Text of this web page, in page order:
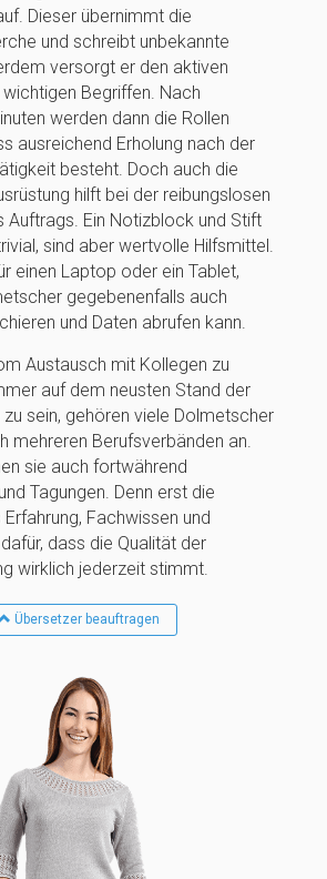
Dieser übernimmt die
und schreibt unbekannte
versorgt er den aktiven
Begriffen. Nach
werden dann die Rollen
ausreichend Erholung nach der
besteht. Doch auch die
hilft bei der reibungslosen
Auftrags. Ein Notizblock und Stift
sind aber wertvolle Hilfsmittel.
einen Laptop oder ein Tablet,
gegebenenfalls auch
und Daten abrufen kann.
Austausch mit Kollegen zu
auf dem neusten Stand der
sein, gehören viele Dolmetscher
mehreren Berufsverbänden an.
sie auch fortwährend
Tagungen. Denn erst die
Fachwissen und
dass die Qualität der
wirklich jederzeit stimmt.
Übersetzer beauftragen